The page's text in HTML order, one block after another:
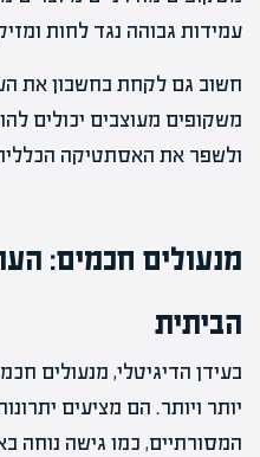
עמידות גבוהה נגד לחות
חשוב גם לקחת בחשבון את
משקופים מעוצבים יכולים
ולשפר את האסתטיקה
מנעולים חכמים:
הביתית
בעידן הדיגיטלי, מנעולים
יותר ויותר. הם מציעים
המסורתיים, כמו גישה נוחה